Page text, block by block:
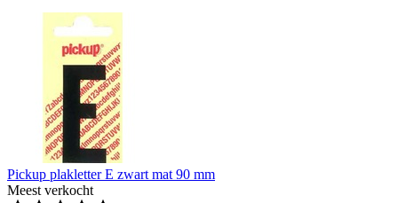
Pickup plakletter E zwart mat 90 mm
Meest verkocht